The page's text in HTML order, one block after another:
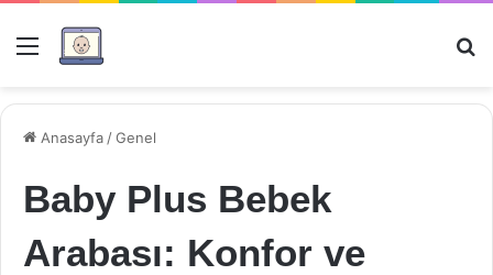
Menü
Anasayfa /Genel
Baby Plus Bebek
Arabası: Konfor ve